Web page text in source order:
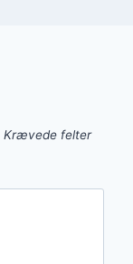
Krævede felter